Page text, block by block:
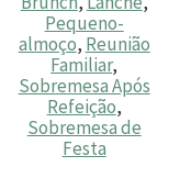
Pequeno-
almoço, Reunião
Familiar,
Sobremesa Após
Refeição,
Sobremesa de
Festa